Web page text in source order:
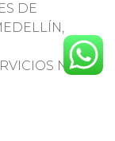
DE
No.